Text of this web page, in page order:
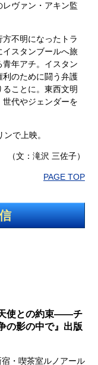
ヴァン・アキン監
不明になったトラ
イスタンブールへ旅
年アチ。イスタン
のために闘う弁護
ことに。東西文明
代やジェンダーを
で上映。
（文：滝沢 三佐子）
PAGE TOP
使との約束――チ
の影の中で』出版
・喫茶室ルノアール